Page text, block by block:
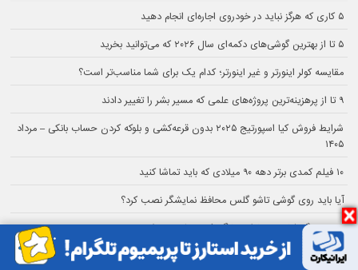
۵ کاری که هرگز نباید در خودروی اجاره‌ای انجام دهید
۵ تا از بهترین گوشی‌های دکمه‌ای سال ۲۰۲۶ که می‌توانید بخرید
مقایسه کولر اینورتر و غیر اینورتر؛ کدام یک برای شما مناسب‌تر است؟
۹ تا از پرهزینه‌ترین پروژه‌های علمی که مسیر بشر را تغییر دادند
شرایط فروش کیا اسپورتیج ۲۰۲۵ بدون قرعه‌کشی و بلوکه کردن حساب بانکی – مرداد
۱۴۰۵
۱۰ فیلم کمدی برتر دهه ۹۰ میلادی که باید تماشا کنید
آیا باید روی گوشی تاشو گلس محافظ نمایشگر نصب کرد؟
۷ برند بزرگ فناوری و لوازم خانگی که متعلق به بوش هستند
رکوردشکنی تاریخی لامبورگینی در پیست هوکنهایم با مدل روئلتو SV